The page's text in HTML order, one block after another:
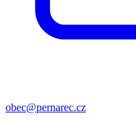
obec@pernarec.cz